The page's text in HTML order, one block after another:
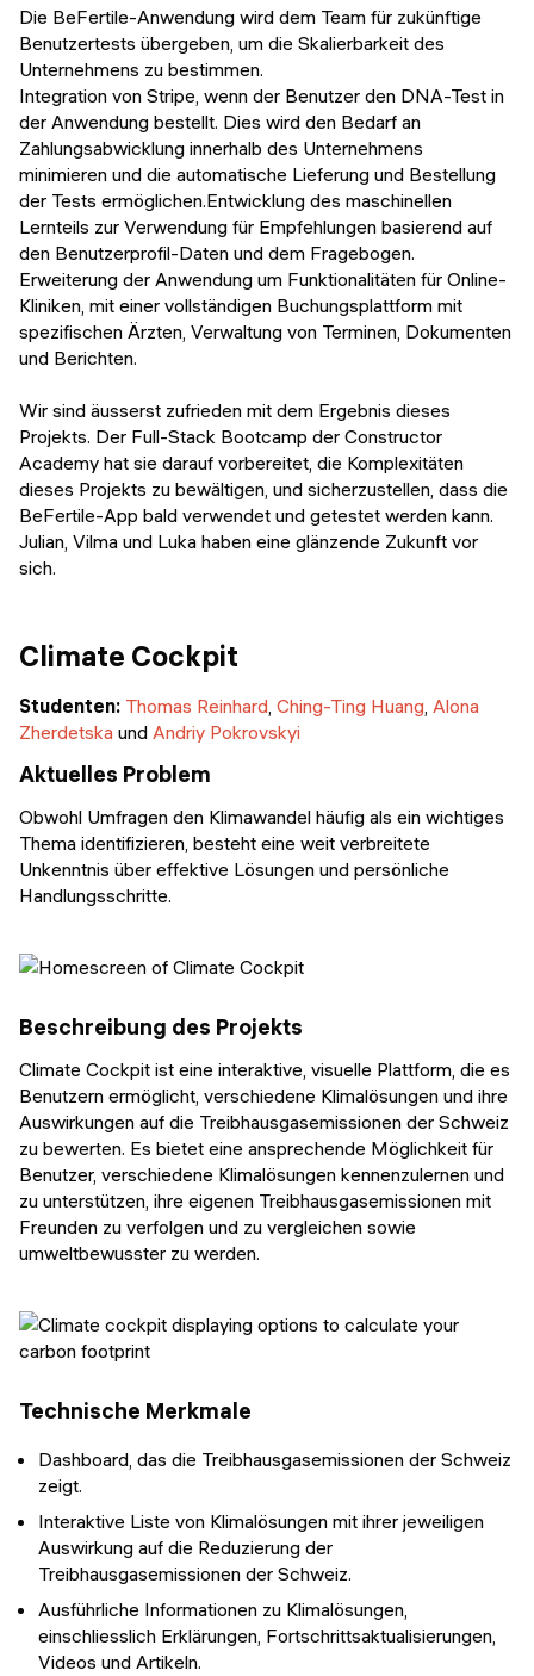
Die BeFertile-Anwendung wird dem Team für zukünftige
Benutzertests übergeben, um die Skalierbarkeit des
Unternehmens zu bestimmen.
Integration von Stripe, wenn der Benutzer den DNA-Test in
der Anwendung bestellt. Dies wird den Bedarf an
Zahlungsabwicklung innerhalb des Unternehmens
minimieren und die automatische Lieferung und Bestellung
der Tests ermöglichen.Entwicklung des maschinellen
Lernteils zur Verwendung für Empfehlungen basierend auf
den Benutzerprofil-Daten und dem Fragebogen.
Erweiterung der Anwendung um Funktionalitäten für Online-
Kliniken, mit einer vollständigen Buchungsplattform mit
spezifischen Ärzten, Verwaltung von Terminen, Dokumenten
und Berichten.
Wir sind äusserst zufrieden mit dem Ergebnis dieses
Projekts. Der Full-Stack Bootcamp der Constructor
Academy hat sie darauf vorbereitet, die Komplexitäten
dieses Projekts zu bewältigen, und sicherzustellen, dass die
BeFertile-App bald verwendet und getestet werden kann.
Julian, Vilma und Luka haben eine glänzende Zukunft vor
sich.
Climate Cockpit
Studenten: Thomas Reinhard, Ching-Ting Huang, Alona
Zherdetska und Andriy Pokrovskyi
Aktuelles Problem
Obwohl Umfragen den Klimawandel häufig als ein wichtiges
Thema identifizieren, besteht eine weit verbreitete
Unkenntnis über effektive Lösungen und persönliche
Handlungsschritte.
Beschreibung des Projekts
Climate Cockpit ist eine interaktive, visuelle Plattform, die es
Benutzern ermöglicht, verschiedene Klimalösungen und ihre
Auswirkungen auf die Treibhausgasemissionen der Schweiz
zu bewerten. Es bietet eine ansprechende Möglichkeit für
Benutzer, verschiedene Klimalösungen kennenzulernen und
zu unterstützen, ihre eigenen Treibhausgasemissionen mit
Freunden zu verfolgen und zu vergleichen sowie
umweltbewusster zu werden.
Technische Merkmale
Dashboard, das die Treibhausgasemissionen der Schweiz
zeigt.
Interaktive Liste von Klimalösungen mit ihrer jeweiligen
Auswirkung auf die Reduzierung der
Treibhausgasemissionen der Schweiz.
Ausführliche Informationen zu Klimalösungen,
einschliesslich Erklärungen, Fortschrittsaktualisierungen,
Videos und Artikeln.